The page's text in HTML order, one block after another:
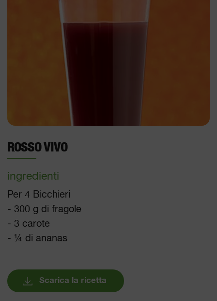
ROSSO VIVO
ingredienti
Per 4 Bicchieri
- 300 g di fragole
- 3 carote
- ¼ di ananas
Scarica la ricetta